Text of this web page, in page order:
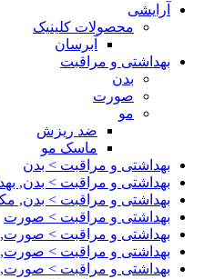
آرایشی
محصولات کلینیک
آبرسان
بهداشتی و مراقبت
بدن
صورت
مو
ضد ریزش
ماسک مو
بهداشتی و مراقبت > بدن
بهداشتی و مراقبت > بدن,
بهداشتی و مراقبت > بدن,
بهداشتی و مراقبت > صورت
بهداشتی و مراقبت >
بهداشتی و مراقبت >
بهداشتی و مراقبت >